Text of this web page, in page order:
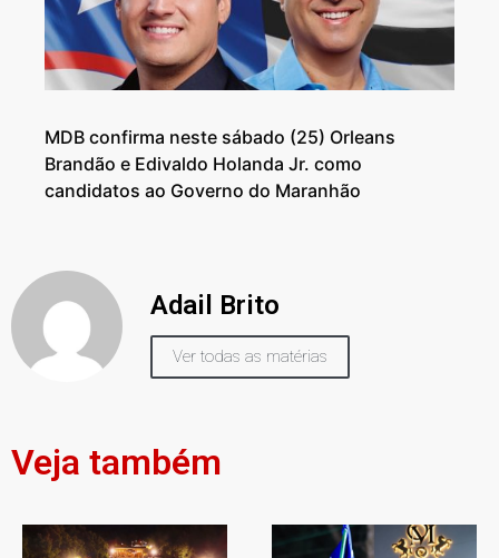
MDB confirma neste sábado (25) Orleans
Brandão e Edivaldo Holanda Jr. como
candidatos ao Governo do Maranhão
Adail Brito
Ver todas as matérias
Veja também